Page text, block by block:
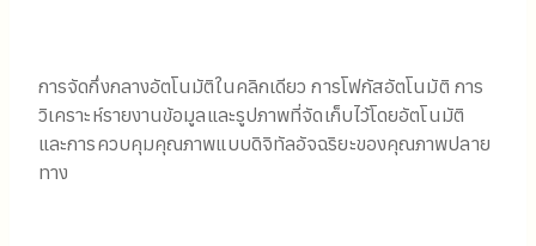
การจัดกึ่งกลางอัตโนมัติในคลิกเดียว การโฟกัสอัตโนมัติ การ
วิเคราะห์รายงานข้อมูลและรูปภาพที่จัดเก็บไว้โดยอัตโนมัติ
และการควบคุมคุณภาพแบบดิจิทัลอัจฉริยะของคุณภาพปลาย
ทาง